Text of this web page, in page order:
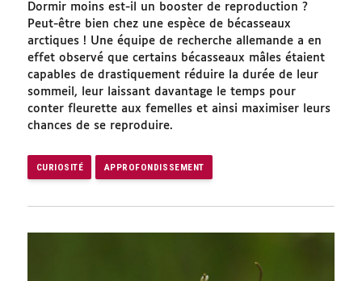
Dormir moins est-il un booster de reproduction ?
Peut-être bien chez une espèce de bécasseaux
arctiques ! Une équipe de recherche allemande a en
effet observé que certains bécasseaux mâles étaient
capables de drastiquement réduire la durée de leur
sommeil, leur laissant davantage le temps pour
conter fleurette aux femelles et ainsi maximiser leurs
chances de se reproduire.
CURIOSITÉ APPROFONDISSEMENT